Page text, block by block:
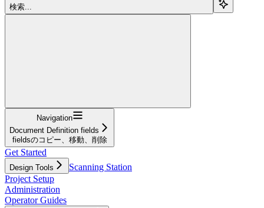
検索...
Navigation
Document Definition fields
fieldsのコピー、移動、削除
Get Started
Design Tools
Scanning Station
Project Setup
Administration
Operator Guides